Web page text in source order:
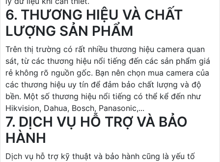
6. THƯƠNG HIỆU VÀ CHẤT
LƯỢNG SẢN PHẨM
Trên thị trường có rất nhiều thương hiệu camera quan
sát, từ các thương hiệu nổi tiếng đến các sản phẩm giá
rẻ không rõ nguồn gốc. Bạn nên chọn mua camera của
các thương hiệu uy tín để đảm bảo chất lượng và độ
bền. Một số thương hiệu nổi tiếng có thể kể đến như
Hikvision, Dahua, Bosch, Panasonic,...
7. DỊCH VỤ HỖ TRỢ VÀ BẢO
HÀNH
Dịch vụ hỗ trợ kỹ thuật và bảo hành cũng là yếu tố